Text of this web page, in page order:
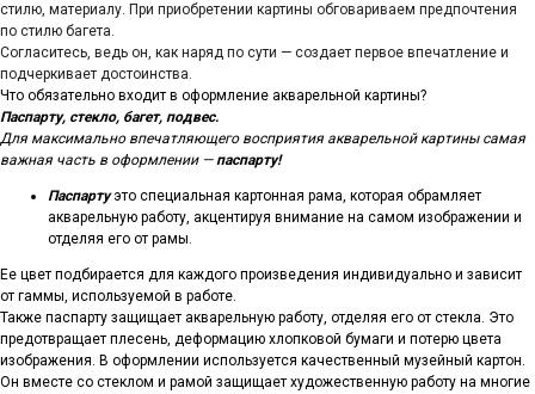
стилю, материалу. При приобретении картины обговариваем предпочтения
по стилю багета.
Согласитесь, ведь он, как наряд по сути — создает первое впечатление и
подчеркивает достоинства.
Что обязательно входит в оформление акварельной картины?
Паспарту, стекло, багет, подвес.
Для максимально впечатляющего восприятия акварельной картины самая
важная часть в оформлении —паспарту!
Паспартуэто специальная картонная рама, которая обрамляет
акварельную работу, акцентируя внимание на самом изображении и
отделяя его от рамы.
Ее цвет подбирается для каждого произведения индивидуально и зависит
от гаммы, используемой в работе.
Также паспарту защищает акварельную работу, отделяя его от стекла. Это
предотвращает плесень, деформацию хлопковой бумаги и потерю цвета
изображения. В оформлении используется качественный музейный картон.
Он вместе со стеклом и рамой защищает художественную работу на многие